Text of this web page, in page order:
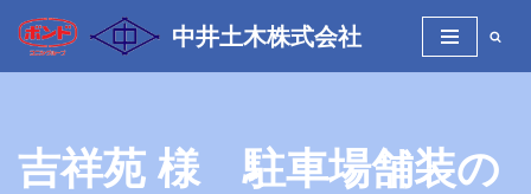
ツ
中井土木株式会社
吉祥苑 様 駐車場舗装の